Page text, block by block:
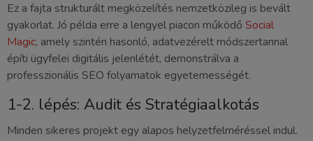
Ez a fajta strukturált megközelítés nemzetközileg is bevált
gyakorlat. Jó példa erre a lengyel piacon működő Social
Magic, amely szintén hasonló, adatvezérelt módszertannal
építi ügyfelei digitális jelenlétét, demonstrálva a
professzionális SEO folyamatok egyetemességét.
1-2. lépés: Audit és Stratégiaalkotás
Minden sikeres projekt egy alapos helyzetfelméréssel indul.